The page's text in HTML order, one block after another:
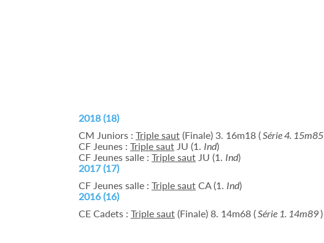
2018 (18)
CM Juniors : Triple saut(Finale) 3. 16m18 (Série 4. 15m85
CF Jeunes : Triple sautJU (1. Ind)
CF Jeunes salle : Triple sautJU (1. Ind)
2017 (17)
CF Jeunes salle : Triple sautCA (1. Ind)
2016 (16)
CE Cadets : Triple saut(Finale) 8. 14m68 (Série 1. 14m89)